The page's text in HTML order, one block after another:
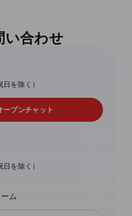
い合わせ
日を除く）
ープンチャット
日を除く）
ム